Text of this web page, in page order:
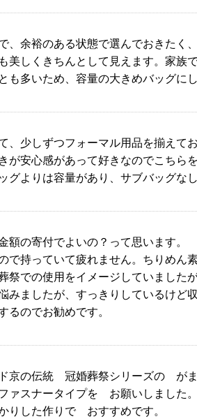
、余裕のある状態で選んでおきたく
美しくきちんとして見えます。家族
も多いため、容量の大きめバッグに
、少しずつフォーマル用品を揃えてお
が安心感があって好きなのでこちらを
グよりは容量があり、サブバッグな
額の寄付でよいの？って思います。
で持っていて疲れません。ちりめん
祭での使用をイメージしていました
みましたが、すっきりしているけど
るのでお勧めです。
京の伝統 冠婚葬祭シリーズの がま
ァスナータイプを お願いしまし
りした作りで おすすめです。